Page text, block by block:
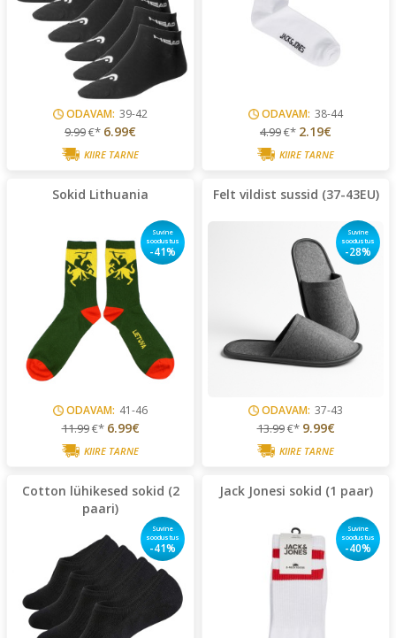
ODAVAM: 39-42
9.99€* 6.99€
KIIRE TARNE
ODAVAM: 38-44
4.99€* 2.19€
KIIRE TARNE
Sokid Lithuania
Suvine
soodustus
-41%
ODAVAM: 41-46
11.99€* 6.99€
KIIRE TARNE
Felt vildist sussid (37-43EU)
Suvine
soodustus
-28%
ODAVAM: 37-43
13.99€* 9.99€
KIIRE TARNE
Cotton lühikesed sokid (2
paari)
Suvine
soodustus
-41%
Jack Jonesi sokid (1 paar)
Suvine
soodustus
-40%